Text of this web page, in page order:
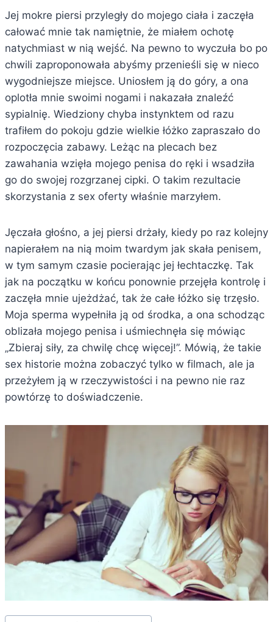
Jej mokre piersi przyległy do mojego ciała i zaczęła
całować mnie tak namiętnie, że miałem ochotę
natychmiast w nią wejść. Na pewno to wyczuła bo po
chwili zaproponowała abyśmy przenieśli się w nieco
wygodniejsze miejsce. Uniosłem ją do góry, a ona
oplotła mnie swoimi nogami i nakazała znaleźć
sypialnię. Wiedziony chyba instynktem od razu
trafiłem do pokoju gdzie wielkie łóżko zapraszało do
rozpoczęcia zabawy. Leżąc na plecach bez
zawahania wzięła mojego penisa do ręki i wsadziła
go do swojej rozgrzanej cipki. O takim rezultacie
skorzystania z sex oferty właśnie marzyłem.
Jęczała głośno, a jej piersi drżały, kiedy po raz kolejny
napierałem na nią moim twardym jak skała penisem,
w tym samym czasie pocierając jej łechtaczkę. Tak
jak na początku w końcu ponownie przejęła kontrolę i
zaczęła mnie ujeżdżać, tak że całe łóżko się trzęsło.
Moja sperma wypełniła ją od środka, a ona schodząc
oblizała mojego penisa i uśmiechnęła się mówiąc
„Zbieraj siły, za chwilę chcę więcej!”. Mówią, że takie
sex historie można zobaczyć tylko w filmach, ale ja
przeżyłem ją w rzeczywistości i na pewno nie raz
powtórzę to doświadczenie.